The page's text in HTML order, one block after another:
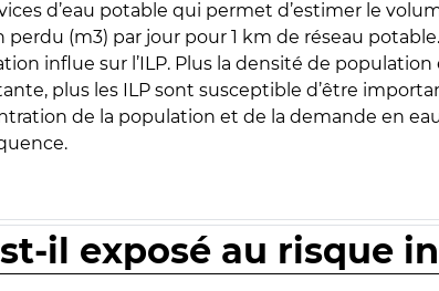
d’eau potable qui permet d’estimer le
perdu (m3) par jour pour 1 km de réseau
influe sur l’ILP. Plus la densité de population
plus les ILP sont susceptible d’être
de la population et de la demande en
il exposé au risque